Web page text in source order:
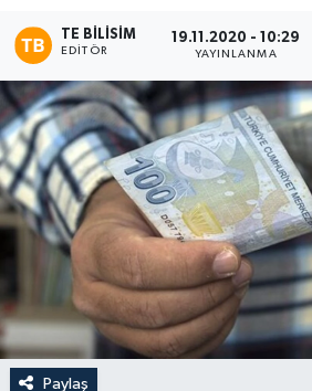
TE BILISIM
EDITÖR
19.11.2020 - 10:29
YAYINLANMA
Paylaş